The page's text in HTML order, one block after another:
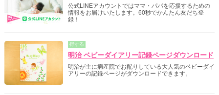
公式LINEアカウントではママ・パパを応援するための
情報をお届けいたします。60秒でかんたん友だち登
録！
得する
明治 ベビーダイアリー記録ページダウンロード
明治が主に病産院でお配りしている大人気のベビーダイ
アリーの記録ページがダウンロードできます。